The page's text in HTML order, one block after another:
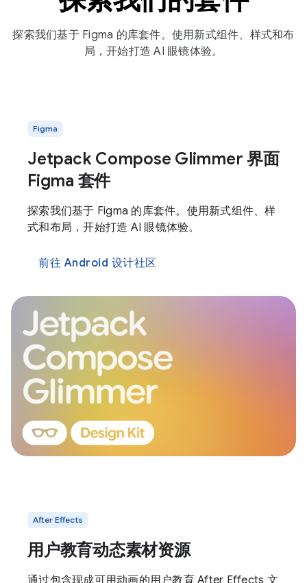
探索我们基于 Figma 的库套件。使用新式组件、样式和布
局，开始打造 AI 眼镜体验。
Figma
Jetpack Compose Glimmer 界面
Figma 套件
探索我们基于 Figma 的库套件。使用新式组件、样
式和布局，开始打造 AI 眼镜体验。
前往 Android 设计社区
After Effects
用户教育动态素材资源
通过包含现成可用动画的用户教育 After Effects 文